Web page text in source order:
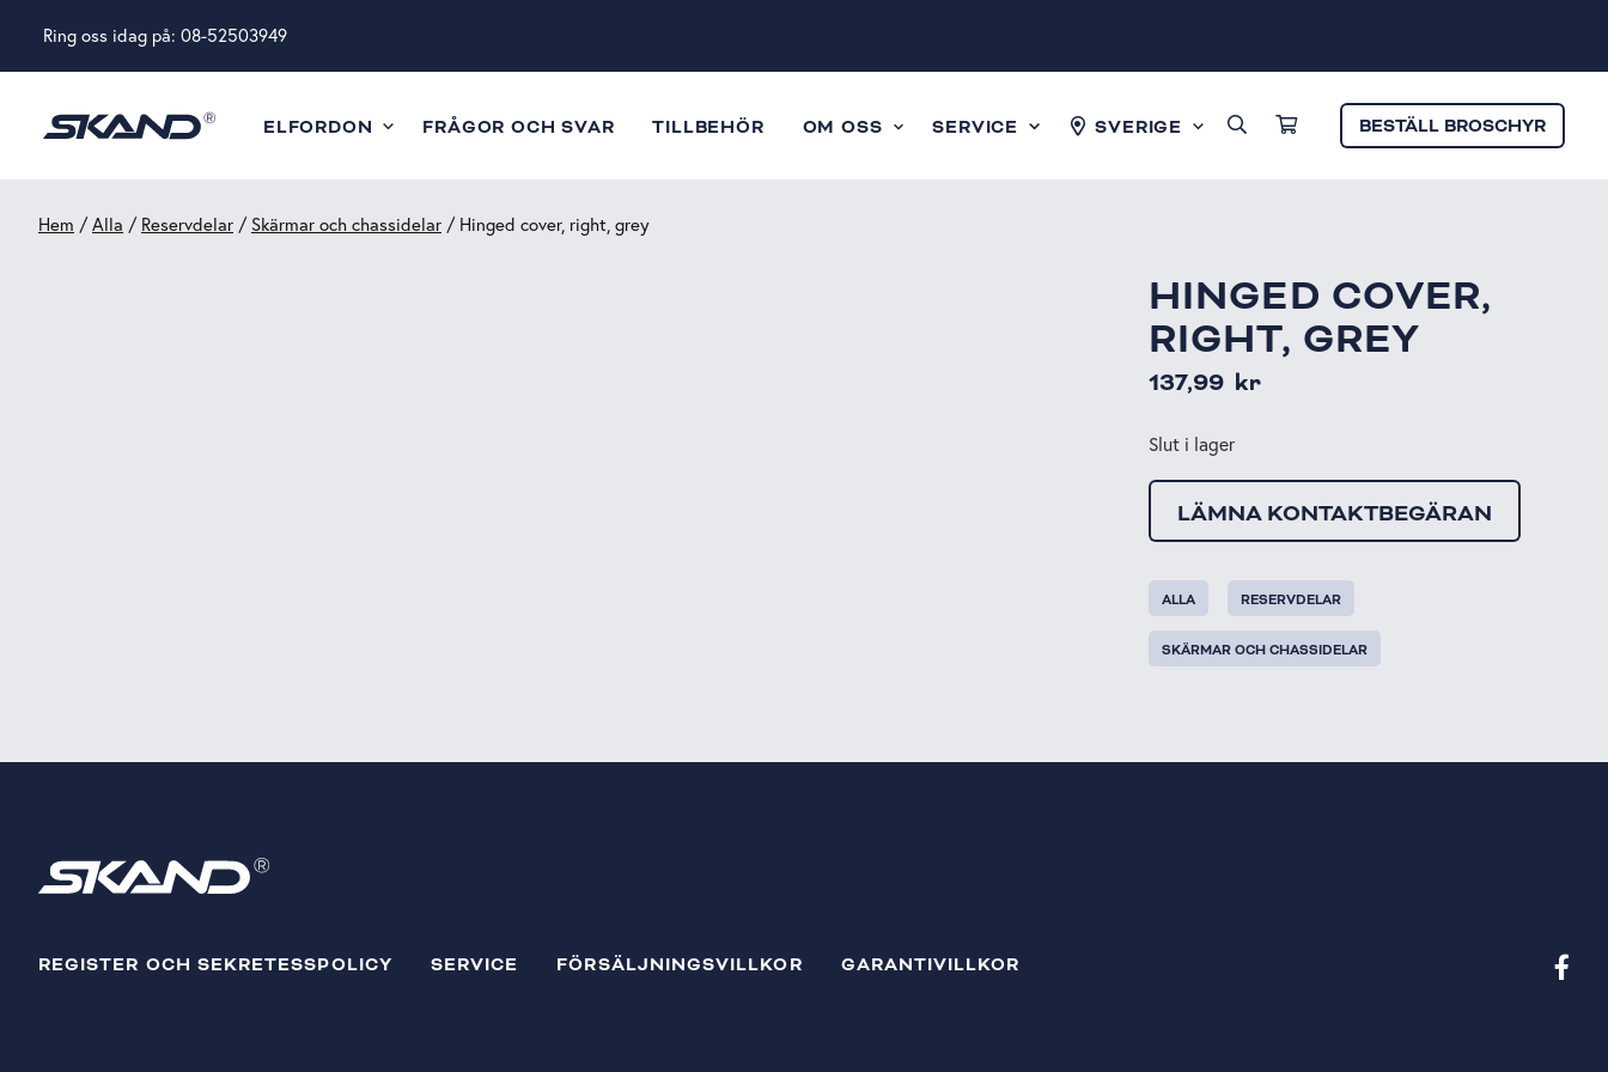
Ring oss idag på: 08-52503949
ELFORDON FRÅGOR OCH SVAR TILLBEHÖR OM OSS SERVICE SVERIGE BESTÄLL BROSCHYR
Hem /Alla / Reservdelar / Skärmar och chassidelar / Hinged cover, right, grey
HINGED COVER,
RIGHT, GREY
137,99 kr
Slut i lager
LÄMNA KONTAKTBEGÄRAN
ALLA RESERVDELAR
SKÄRMAR OCH CHASSIDELAR
REGISTER OCH SEKRETESSPOLICY SERVICE FÖRSÄLJNINGSVILLKOR GARANTIVILLKOR